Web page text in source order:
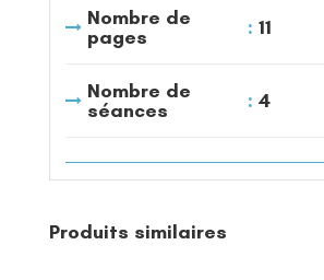
Nombre de
pages
11
Nombre de
séances
4
Produits similaires